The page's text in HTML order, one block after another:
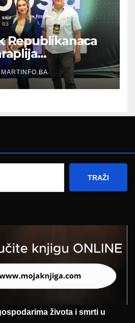
Republikanaca
prezentaciji
sajma
TRAŽI
života i smrti u